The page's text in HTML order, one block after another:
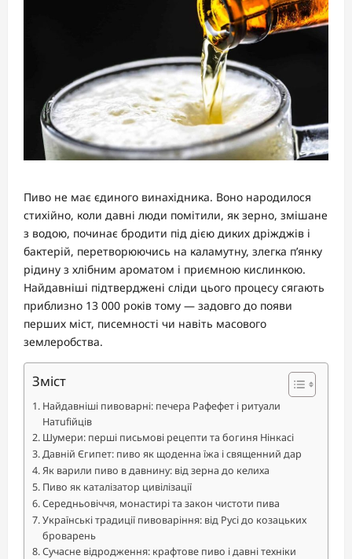
Пиво не має єдиного винахідника. Воно народилося
стихійно, коли давні люди помітили, як зерно, змішане
з водою, починає бродити під дією диких дріжджів і
бактерій, перетворюючись на каламутну, злегка п’янку
рідину з хлібним ароматом і приємною кислинкою.
Найдавніші підтверджені сліди цього процесу сягають
приблизно 13 000 років тому — задовго до появи
перших міст, писемності чи навіть масового
землеробства.
Зміст
Найдавніші пивоварні: печера Рафефет і ритуали
Натufійців
Шумери: перші письмові рецепти та богиня Нінкасі
Давній Єгипет: пиво як щоденна їжа і священний дар
Як варили пиво в давнину: від зерна до келиха
Пиво як каталізатор цивілізації
Середньовіччя, монастирі та закон чистоти пива
Українські традиції пивоваріння: від Русі до козацьких
броварень
Сучасне відродження: крафтове пиво і давні техніки